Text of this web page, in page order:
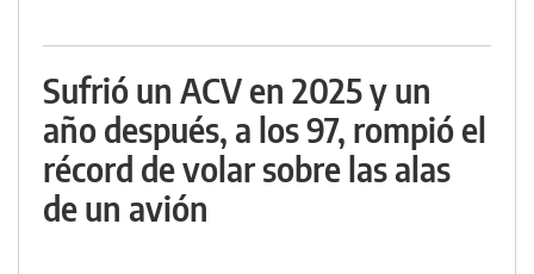
Sufrió un ACV en 2025 y un
año después, a los 97, rompió el
récord de volar sobre las alas
de un avión